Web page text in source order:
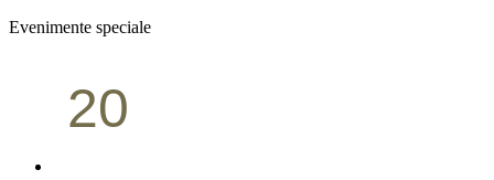
Evenimente speciale
20